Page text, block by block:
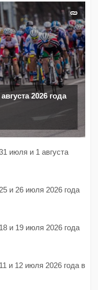
2026 года
июля и 1 августа
и 26 июля 2026 года
и 19 июля 2026 года
и 12 июля 2026 года в